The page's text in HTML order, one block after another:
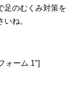
足のむくみ対策を
ね。
ォーム 1″]